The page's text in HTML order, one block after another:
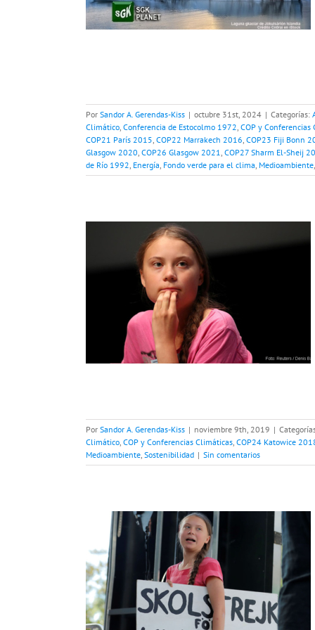
Por Sandor A. Gerendas-Kiss | octubre 31st, 2024 | Categorías:
Climático, Conferencia de Estocolmo 1972, COP y Conferencias
COP21 París 2015, COP22 Marrakech 2016, COP23 Fiji Bonn
Glasgow 2020, COP26 Glasgow 2021, COP27 Sharm El-Sheij
de Río 1992, Energía, Fondo verde para el clima, Medioambiente,
Por Sandor A. Gerendas-Kiss | noviembre 9th, 2019 |
Climático, COP y Conferencias Climáticas, COP24 Katowice
Medioambiente, Sostenibilidad | Sin comentarios